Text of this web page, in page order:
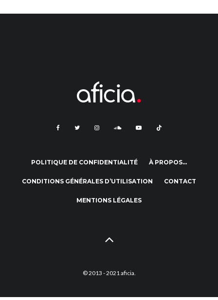
POLITIQUE DE CONFIDENTIALITÉ À PROPOS…
CONDITIONS GÉNÉRALES D’UTILISATION CONTACT
MENTIONS LÉGALES
© 2013 - 2021 aficia.